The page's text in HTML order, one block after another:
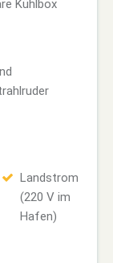
Kühlbox
Landstrom
(220 V im
Hafen)